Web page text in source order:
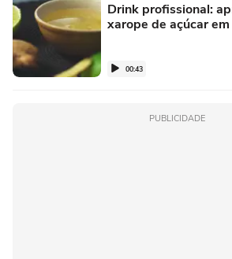
Drink profissional:
xarope de açúcar em
00:43
PUBLICIDADE